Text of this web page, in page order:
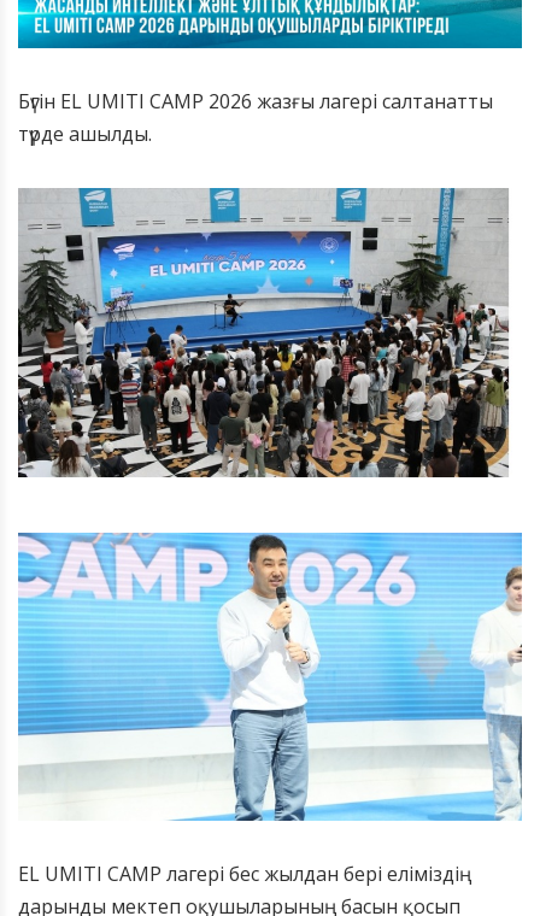
Бүгін EL UMITI CAMP 2026 жазғы лагері салтанатты
түрде ашылды.
EL UMITI CAMP лагері бес жылдан бері еліміздің
дарынды мектеп оқушыларының басын қосып